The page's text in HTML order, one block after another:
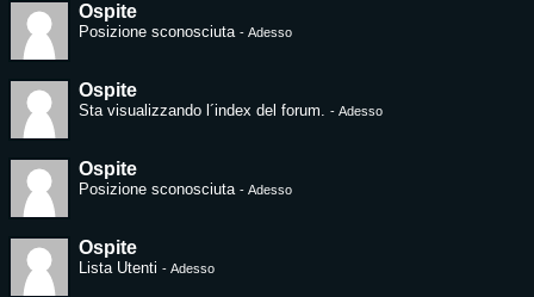
Ospite
Posizione sconosciuta - Adesso
Ospite
Sta visualizzando l´index del forum. - Adesso
Ospite
Posizione sconosciuta - Adesso
Ospite
Lista Utenti - Adesso